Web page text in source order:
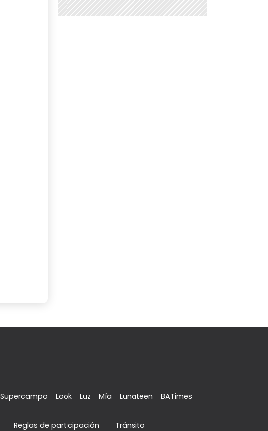
Supercampo Look Luz Mía Lunateen BATimes
Reglas de participación Tránsito